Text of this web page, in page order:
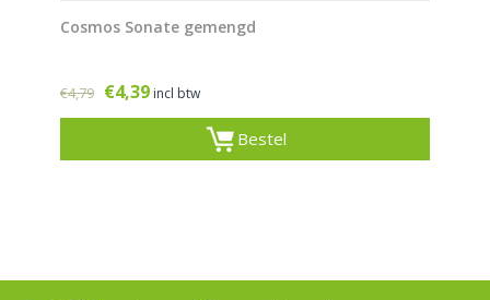
Cosmos Sonate gemengd
€4,79 €4,39 incl btw
Bestel